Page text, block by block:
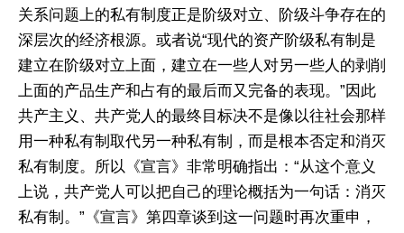
关系问题上的私有制度正是阶级对立、阶级斗争存在的
深层次的经济根源。或者说“现代的资产阶级私有制是
建立在阶级对立上面，建立在一些人对另一些人的剥削
上面的产品生产和占有的最后而又完备的表现。”因此
共产主义、共产党人的最终目标决不是像以往社会那样
用一种私有制取代另一种私有制，而是根本否定和消灭
私有制度。所以《宣言》非常明确指出：“从这个意义
上说，共产党人可以把自己的理论概括为一句话：消灭
私有制。”《宣言》第四章谈到这一问题时再次重申，